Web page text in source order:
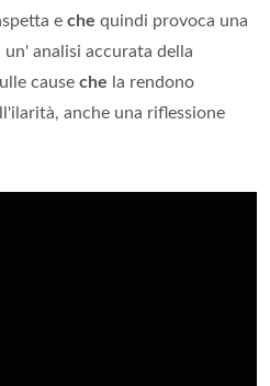
e che quindi provoca una
un' analisi accurata della
cause che la rendono
anche una riflessione